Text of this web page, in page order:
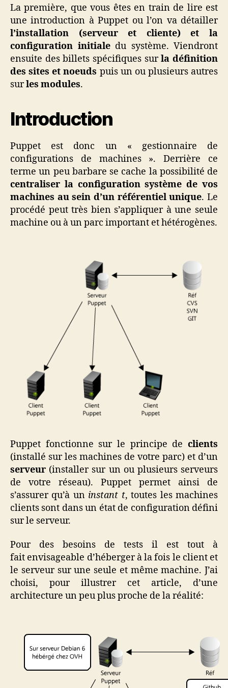
La première, que vous êtes en train de lire est
une introduction à Puppet ou l’on va détailler
l’installation (serveur et cliente) et la
configuration initialedu système. Viendront
ensuite des billets spécifiques surla définition
des sites et noeuds puis un ou plusieurs autres
surles modules.
Introduction
Puppet est donc un « gestionnaire de
configurations de machines ». Derrière ce
terme un peu barbare se cache la possibilité de
centraliser la configuration système de vos
machines au sein d’un référentiel unique. Le
procédé peut très bien s’appliquer à une seule
machine ou à un parc important et hétérogènes.
Puppet fonctionne sur le principe de clients
(installé sur les machines de votre parc) et d’un
serveur (installer sur un ou plusieurs serveurs
de votre réseau). Puppet permet ainsi de
s’assurer qu’à un instant t, toutes les machines
clients sont dans un état de configuration défini
sur le serveur.
Pour des besoins de tests il est tout à
fait envisageable d’héberger à la fois le client et
le serveur sur une seule et même machine. J’ai
choisi, pour illustrer cet article, d’une
architecture un peu plus proche de la réalité: